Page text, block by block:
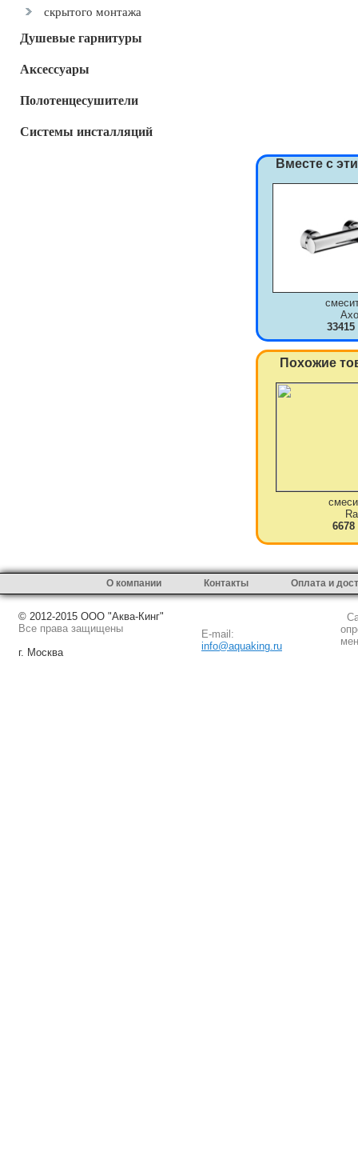
скрытого монтажа
Душевые гарнитуры
Аксессуары
Полотенцесушители
Системы инсталляций
Вместе с
33415
Похожие
6678
О компании Контакты Оплата и
© 2012-2015 ООО "Аква-Кинг"
Все права защищены
г. Москва
E-mail:
info@aquaking.ru